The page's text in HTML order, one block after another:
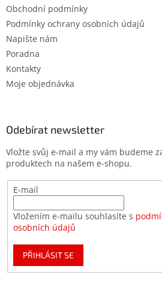
Obchodní podmínky
Podmínky ochrany osobních údajů
Napište nám
Poradna
Kontakty
Moje objednávka
Odebírat newsletter
Vložte svůj e-mail a my vám budeme
produktech na našem e-shopu.
E-mail
Vložením e-mailu souhlasíte s
osobních údajů
PŘIHLÁSIT SE